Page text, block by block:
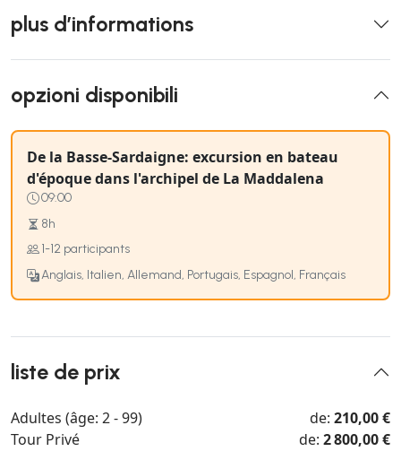
plus d’informations
opzioni disponibili
De la Basse-Sardaigne: excursion en bateau
d'époque dans l'archipel de La Maddalena
09:00
8h
1-12 participants
Anglais, Italien, Allemand, Portugais, Espagnol, Français
liste de prix
Adultes (âge: 2 - 99) de: 210,00 €
Tour Privé
de: 2 800,00 €